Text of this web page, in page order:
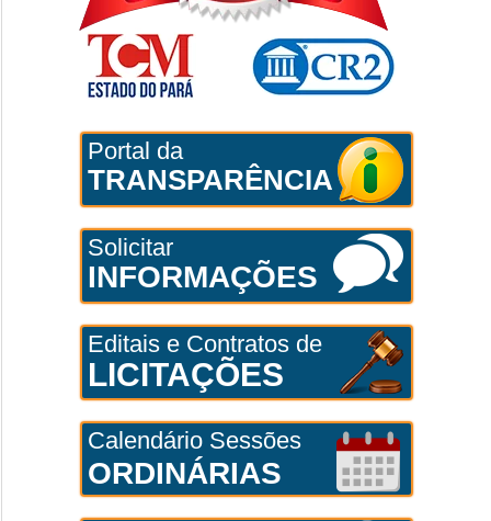
Portal da
TRANSPARÊNCIA
Solicitar
INFORMAÇÕES
Editais e Contratos de
LICITAÇÕES
Calendário Sessões
ORDINÁRIAS